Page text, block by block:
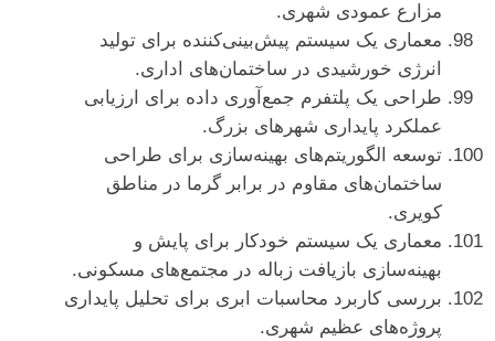
مزارع عمودی شهری.
معماری یک سیستم پیش‌بینی‌کننده برای تولید
انرژی خورشیدی در ساختمان‌های اداری.
طراحی یک پلتفرم جمع‌آوری داده برای ارزیابی
عملکرد پایداری شهرهای بزرگ.
توسعه الگوریتم‌های بهینه‌سازی برای طراحی
ساختمان‌های مقاوم در برابر گرما در مناطق
کویری.
معماری یک سیستم خودکار برای پایش و
بهینه‌سازی بازیافت زباله در مجتمع‌های مسکونی.
بررسی کاربرد محاسبات ابری برای تحلیل پایداری
پروژه‌های عظیم شهری.